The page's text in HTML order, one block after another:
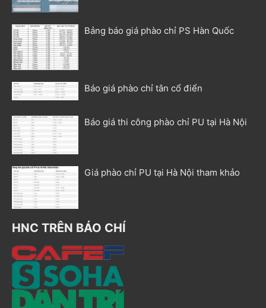
Bảng báo giá phào chỉ PS Hàn Quốc
Báo giá phào chỉ tân cổ điển
Báo giá thi công phào chỉ PU tại Hà Nội
Giá phào chỉ PU tại Hà Nội tham khảo
HNC TRÊN BÁO CHÍ